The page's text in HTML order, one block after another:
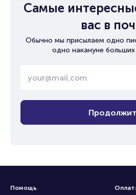
Самые
вас в
Обычно мы присылаем одно
одно накануне
Помощь